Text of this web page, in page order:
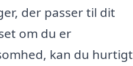
der passer til dit
om du er
kan du hurtigt